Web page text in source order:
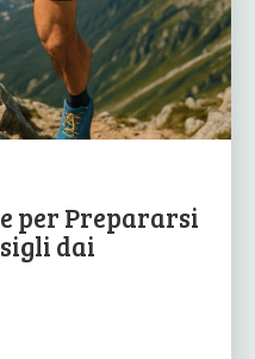
per Prepararsi
dai